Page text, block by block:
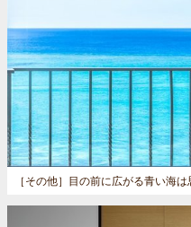
［その他］ 目の前に広がる青い海は